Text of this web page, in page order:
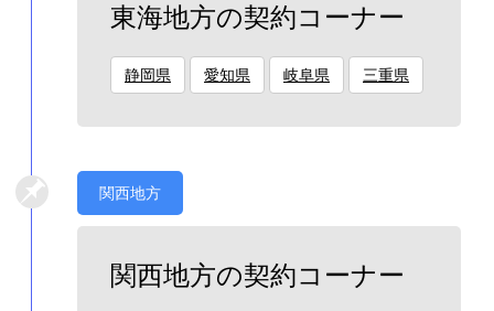
東海地方の契約コーナー
静岡県 愛知県 岐阜県 三重県
関西地方
関西地方の契約コーナー